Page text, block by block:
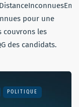
pour une
couvrons les
des candidats.
POLITIQUE